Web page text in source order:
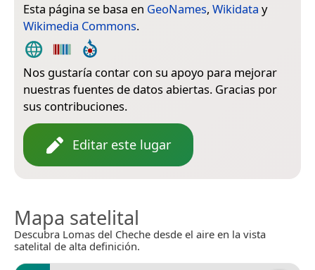
Esta página se basa en GeoNames, Wikidata y
Wikimedia Commons.
Nos gustaría contar con su apoyo para mejorar
nuestras fuentes de datos abiertas. Gracias por
sus contribuciones.
Editar este lugar
Mapa satelital
Descubra Lomas del Cheche desde el aire en la vista
satelital de alta definición.